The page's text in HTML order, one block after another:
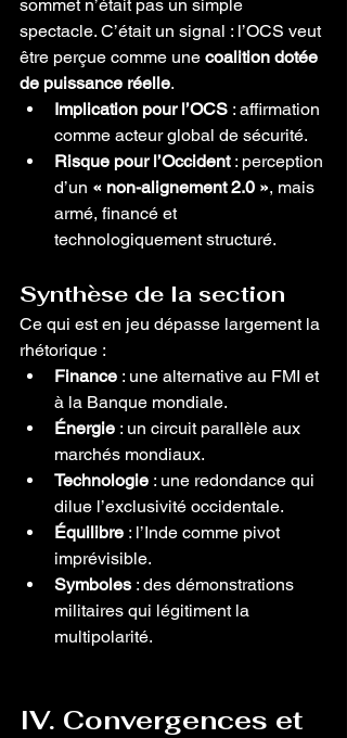
sommet n’était pas un simple
spectacle. C’était un signal : l’OCS veut
être perçue comme une coalition dotée
de puissance réelle.
Implication pour l’OCS : affirmation
comme acteur global de sécurité.
Risque pour l’Occident : perception
d’un « non-alignement 2.0 », mais
armé, financé et
technologiquement structuré.
Synthèse de la section
Ce qui est en jeu dépasse largement la
rhétorique :
Finance : une alternative au FMI et
à la Banque mondiale.
Énergie : un circuit parallèle aux
marchés mondiaux.
Technologie : une redondance qui
dilue l’exclusivité occidentale.
Équilibre : l’Inde comme pivot
imprévisible.
Symboles : des démonstrations
militaires qui légitiment la
multipolarité.
IV. Convergences et